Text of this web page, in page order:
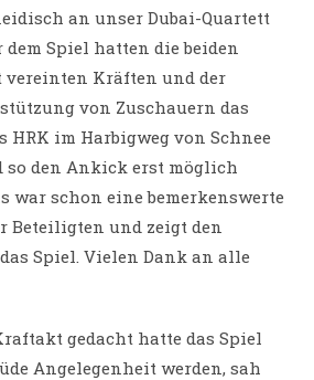
an unser Dubai-Quartett
dem Spiel hatten die beiden
Kräften und der
von Zuschauern das
HRK im Harbigweg von Schnee
so den Ankick erst möglich
war schon eine bemerkenswerte
Beteiligten und zeigt den
Spiel. Vielen Dank an alle
gedacht hatte das Spiel
Angelegenheit werden, sah